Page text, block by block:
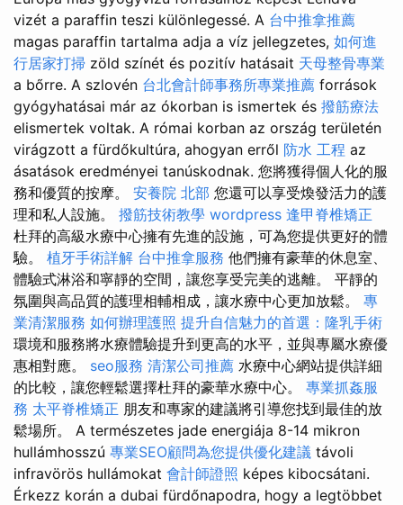
vizét a paraffin teszi különlegessé. A 台中推拿推薦
magas paraffin tartalma adja a víz jellegzetes, 如何進
行居家打掃 zöld színét és pozitív hatásait 天母整骨專業
a bőrre. A szlovén 台北會計師事務所專業推薦 források
gyógyhatásai már az ókorban is ismertek és 撥筋療法
elismertek voltak. A római korban az ország területén
virágzott a fürdőkultúra, ahogyan erről 防水 工程 az
ásatások eredményei tanúskodnak. 您將獲得個人化的服
務和優質的按摩。 安養院 北部 您還可以享受煥發活力的護
理和私人設施。 撥筋技術教學 wordpress 逢甲脊椎矯正
杜拜的高級水療中心擁有先進的設施，可為您提供更好的體
驗。 植牙手術詳解 台中推拿服務 他們擁有豪華的休息室、
體驗式淋浴和寧靜的空間，讓您享受完美的逃離。 平靜的
氛圍與高品質的護理相輔相成，讓水療中心更加放鬆。 專
業清潔服務 如何辦理護照 提升自信魅力的首選：隆乳手術
環境和服務將水療體驗提升到更高的水平，並與專屬水療優
惠相對應。 seo服務 清潔公司推薦 水療中心網站提供詳細
的比較，讓您輕鬆選擇杜拜的豪華水療中心。 專業抓姦服
務 太平脊椎矯正 朋友和專家的建議將引導您找到最佳的放
鬆場所。 A természetes jade energiája 8-14 mikron
hullámhosszú 專業SEO顧問為您提供優化建議 távoli
infravörös hullámokat 會計師證照 képes kibocsátani.
Érkezz korán a dubai fürdőnapodra, hogy a legtöbbet